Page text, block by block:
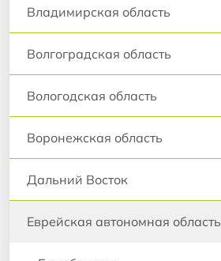
Владимирская область
Волгоградская область
Вологодская область
Воронежская область
Дальний Восток
Еврейская автономная область